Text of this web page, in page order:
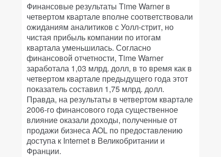
Финансовые результаты Time Warner в
четвертом квартале вполне соответствовали
ожиданиям аналитиков с Уолл-стрит, но
чистая прибыль компании по итогам
квартала уменьшилась. Согласно
финансовой отчетности, Time Warner
заработала 1,03 млрд. долл, в то время как в
четвертом квартале предыдущего года этот
показатель составил 1,75 млрд. долл.
Правда, на результаты в четвертом квартале
2006-го финансового года существенное
влияние оказали доходы, полученные от
продажи бизнеса AOL по предоставлению
доступа к Internet в Великобритании и
Франции.